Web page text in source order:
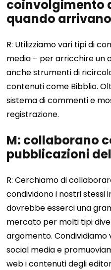
coinvolgimento
quando
R: Utilizziamo vari tipi di
media – per arricchire un
anche strumenti di
contenuti come Bibblio.
sistema di commenti e
registrazione.
M: collaborano
pubblicazioni
R: Cerchiamo di
condividono i nostri stessi
dovrebbe esserci una
mercato per molti tipi
argomento.
social media e
web i contenuti degli